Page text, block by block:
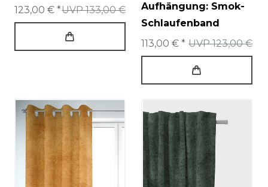
UVP 133,00 €
123,00 € *
Aufhängung: Smok-
Schlaufenband
UVP 123,00 €
113,00 € *